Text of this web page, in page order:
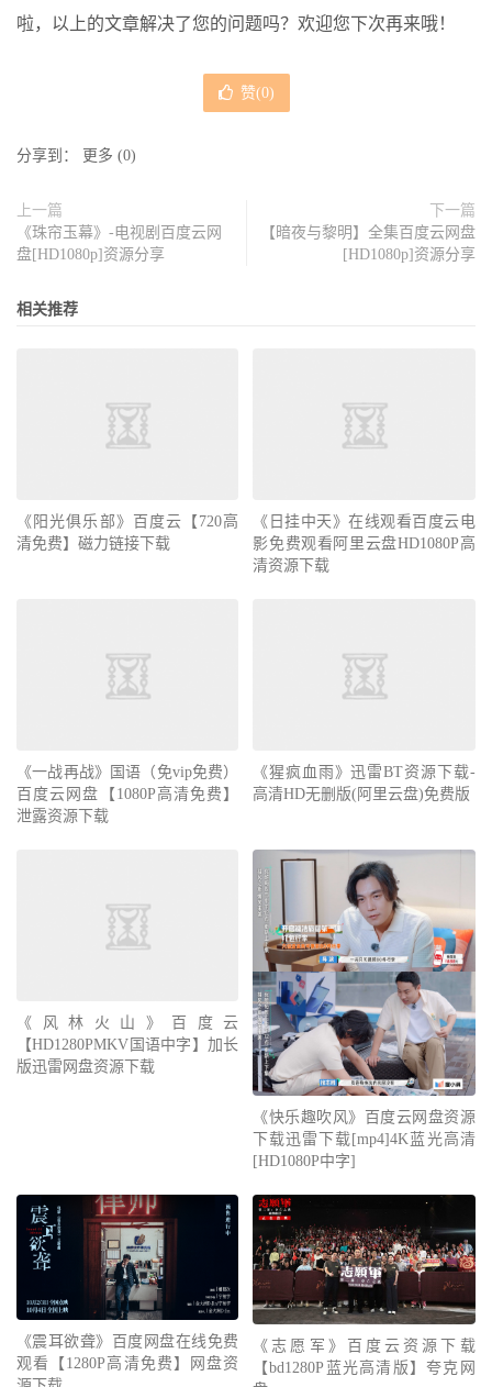
啦，以上的文章解决了您的问题吗？欢迎您下次再来哦！
赞(0)
分享到： 更多 (0)
上一篇
《珠帘玉幕》-电视剧百度云网
盘[HD1080p]资源分享
下一篇
【暗夜与黎明】全集百度云网盘
[HD1080p]资源分享
相关推荐
《阳光俱乐部》百度云【720高
清免费】磁力链接下载
《日挂中天》在线观看百度云电
影免费观看阿里云盘HD1080P高
清资源下载
《一战再战》国语（免vip免费）
百度云网盘【1080P高清免费】
泄露资源下载
《猩疯血雨》迅雷BT资源下载-
高清HD无删版(阿里云盘)免费版
《风林火山》百度云
【HD1280PMKV国语中字】加长
版迅雷网盘资源下载
《快乐趣吹风》百度云网盘资源
下载迅雷下载[mp4]4K蓝光高清
[HD1080P中字]
《震耳欲聋》百度网盘在线免费
观看【1280P高清免费】网盘资
《志愿军》百度云资源下载
【bd1280P蓝光高清版】夸克网